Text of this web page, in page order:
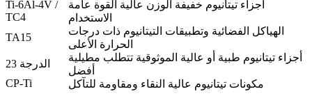
Ti-6Al-4V /
TC4
أجزاء تيتانيوم خفيفة الوزن عالية القوة عامة
الاستخدام
TA15
الهياكل الفضائية وتطبيقات التيتانيوم ذات درجات
الحرارة الأعلى
الدرجة 23
أجزاء تيتانيوم طبية أو عالية الموثوقية تتطلب مطيلية
أفضل
CP-Ti
مكونات تيتانيوم عالية النقاء ومقاومة للتآكل